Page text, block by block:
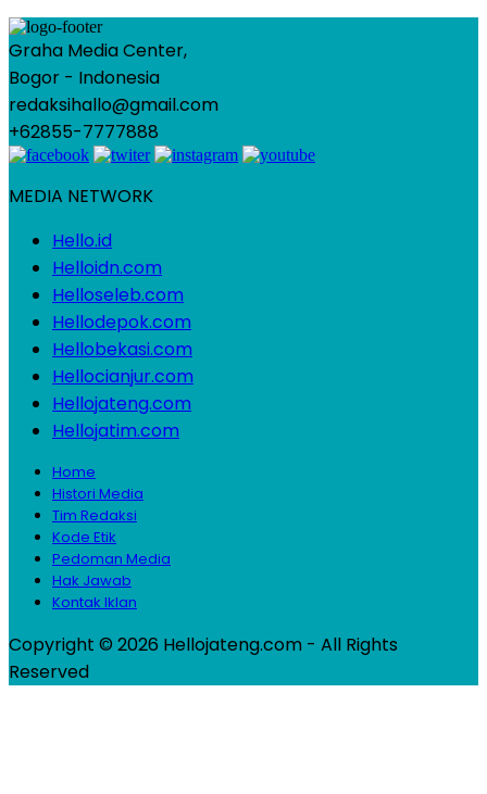
Graha Media Center,
Bogor - Indonesia
redaksihallo@gmail.com
+62855-7777888
MEDIA NETWORK
Hello.id
Helloidn.com
Helloseleb.com
Hellodepok.com
Hellobekasi.com
Hellocianjur.com
Hellojateng.com
Hellojatim.com
Home
Histori Media
Tim Redaksi
Kode Etik
Pedoman Media
Hak Jawab
Kontak Iklan
Copyright © 2026 Hellojateng.com - All Rights
Reserved